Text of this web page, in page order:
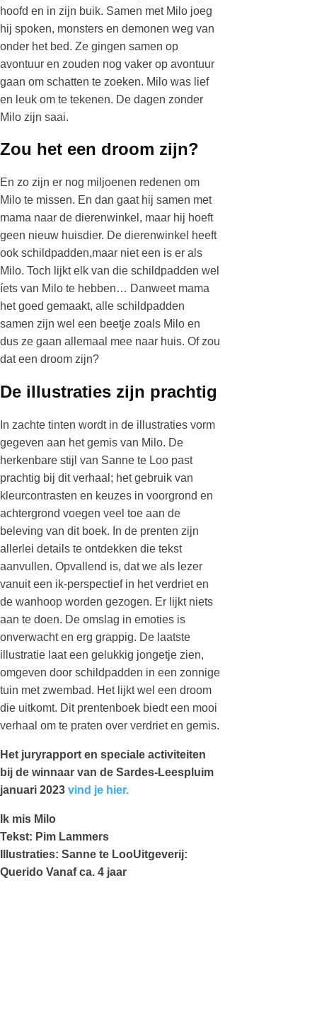
hoofd en in zijn buik. Samen met Milo joeg
hij spoken, monsters en demonen weg van
onder het bed. Ze gingen samen op
avontuur en zouden nog vaker op avontuur
gaan om schatten te zoeken. Milo was lief
en leuk om te tekenen. De dagen zonder
Milo zijn saai.
Zou het een droom zijn?
En zo zijn er nog miljoenen redenen om
Milo te missen. En dan gaat hij samen met
mama naar de dierenwinkel, maar hij hoeft
geen nieuw huisdier. De dierenwinkel heeft
ook schildpadden,maar niet een is er als
Milo. Toch lijkt elk van die schildpadden wel
íets van Milo te hebben… Danweet mama
het goed gemaakt, alle schildpadden
samen zijn wel een beetje zoals Milo en
dus ze gaan allemaal mee naar huis. Of zou
dat een droom zijn?
De illustraties zijn prachtig
In zachte tinten wordt in de illustraties vorm
gegeven aan het gemis van Milo. De
herkenbare stijl van Sanne te Loo past
prachtig bij dit verhaal; het gebruik van
kleurcontrasten en keuzes in voorgrond en
achtergrond voegen veel toe aan de
beleving van dit boek. In de prenten zijn
allerlei details te ontdekken die tekst
aanvullen. Opvallend is, dat we als lezer
vanuit een ik-perspectief in het verdriet en
de wanhoop worden gezogen. Er lijkt niets
aan te doen. De omslag in emoties is
onverwacht en erg grappig. De laatste
illustratie laat een gelukkig jongetje zien,
omgeven door schildpadden in een zonnige
tuin met zwembad. Het lijkt wel een droom
die uitkomt. Dit prentenboek biedt een mooi
verhaal om te praten over verdriet en gemis.
Het juryrapport en speciale activiteiten
bij de winnaar van de Sardes-Leespluim
januari 2023 vind je hier.
Ik mis Milo
Tekst: Pim Lammers
Illustraties: Sanne te LooUitgeverij:
Querido Vanaf ca. 4 jaar